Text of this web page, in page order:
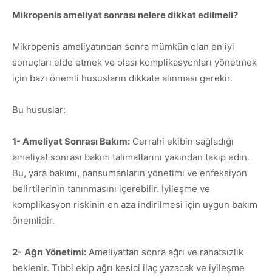
Mikropenis ameliyat sonrası nelere dikkat edilmeli?
Mikropenis ameliyatından sonra mümkün olan en iyi
sonuçları elde etmek ve olası komplikasyonları yönetmek
için bazı önemli hususların dikkate alınması gerekir.
Bu hususlar:
1- Ameliyat Sonrası Bakım: Cerrahi ekibin sağladığı
ameliyat sonrası bakım talimatlarını yakından takip edin.
Bu, yara bakımı, pansumanların yönetimi ve enfeksiyon
belirtilerinin tanınmasını içerebilir. İyileşme ve
komplikasyon riskinin en aza indirilmesi için uygun bakım
önemlidir.
2- Ağrı Yönetimi: Ameliyattan sonra ağrı ve rahatsızlık
beklenir. Tıbbi ekip ağrı kesici ilaç yazacak ve iyileşme